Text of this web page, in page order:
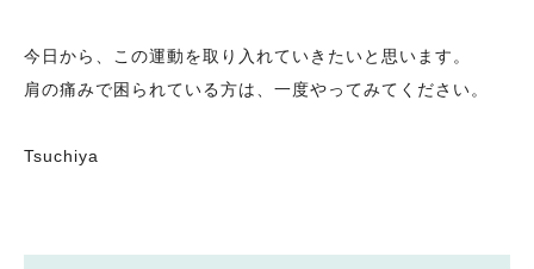
今日から、この運動を取り入れていきたいと思います。
肩の痛みで困られている方は、一度やってみてください。
Tsuchiya